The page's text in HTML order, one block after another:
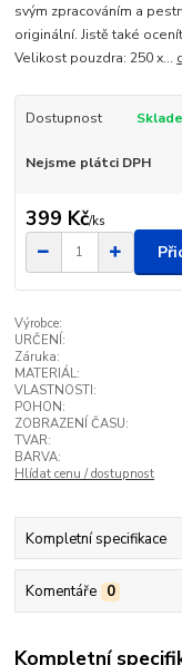
svým zpracováním a
originální. Jistě také
Velikost pouzdra: 250 x...
Dostupnost
Nejsme plátci DPH
399 Kč/ks
Výrobce:
URČENÍ:
Záruka:
MATERIÁL:
VLASTNOSTI:
POHON:
ZOBRAZENÍ ČASU:
TVAR:
BARVA:
Hlídat cenu / dostupnost
Kompletní specifikace
Komentáře 0
Kompletní